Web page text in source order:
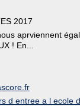
2017
aprviennent
! En...
d entree a l ecole